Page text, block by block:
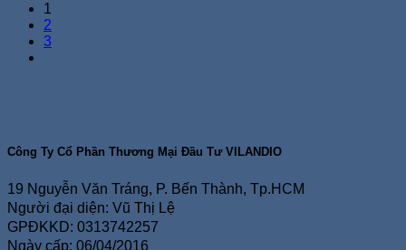
1
2
3
Công Ty Cổ Phần Thương Mại Đầu Tư VILANDIO
19 Nguyễn Văn Tráng, P. Bến Thành, Tp.HCM
Người đại diện: Vũ Thị Lệ
GPĐKKD: 0313742257
Ngày cấp: 06/04/2016